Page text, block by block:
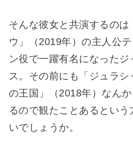
そんな彼女と共演するのは
ウ」（2019年）の主人公
ン役で一躍有名になったジ
ス。その前にも「ジュラシ
の王国」（2018年）なん
るので観たことあるとい
いでしょうか。